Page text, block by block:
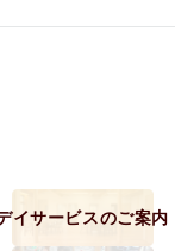
イサービスのご案内